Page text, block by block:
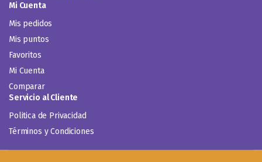
Mi Cuenta
Mis pedidos
Mis puntos
Favoritos
Mi Cuenta
Comparar
Servicio al Cliente
Politica de Privacidad
Términos y Condiciones